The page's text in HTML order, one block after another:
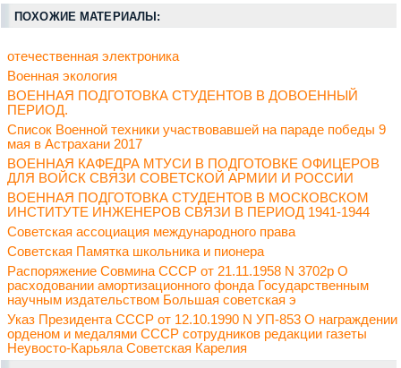
ПОХОЖИЕ МАТЕРИАЛЫ:
отечественная электроника
Военная экология
ВОЕННАЯ ПОДГОТОВКА СТУДЕНТОВ В ДОВОЕННЫЙ
ПЕРИОД.
Список Военной техники участвовавшей на параде победы 9
мая в Астрахани 2017
ВОЕННАЯ КАФЕДРА МТУСИ В ПОДГОТОВКЕ ОФИЦЕРОВ
ДЛЯ ВОЙСК СВЯЗИ СОВЕТСКОЙ АРМИИ И РОССИИ
ВОЕННАЯ ПОДГОТОВКА СТУДЕНТОВ В МОСКОВСКОМ
ИНСТИТУТЕ ИНЖЕНЕРОВ СВЯЗИ В ПЕРИОД 1941-1944
Советская ассоциация международного права
Советская Памятка школьника и пионера
Распоряжение Совмина СССР от 21.11.1958 N 3702р О
расходовании амортизационного фонда Государственным
научным издательством Большая советская э
Указ Президента СССР от 12.10.1990 N УП-853 О награждении
орденом и медалями СССР сотрудников редакции газеты
Неувосто-Карьяла Советская Карелия